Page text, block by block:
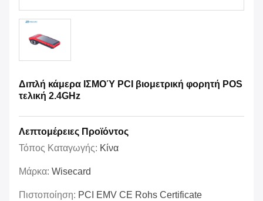
Διπλή κάμερα ΙΣΜΟΎ PCI βιομετρική φορητή POS
τελική 2.4GHz
Λεπτομέρειες Προϊόντος
Τόπος Καταγωγής: Κίνα
Μάρκα: Wisecard
Πιστοποίηση: PCI EMV CE Rohs Certificate